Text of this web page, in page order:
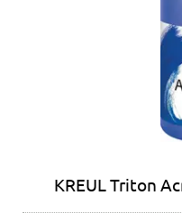
KREUL Triton